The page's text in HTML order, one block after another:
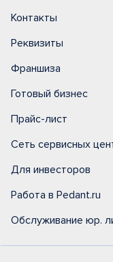
Контакты
Реквизиты
Франшиза
Готовый бизнес
Прайс-лист
Сеть сервисных
Для инвесторов
Работа в Pedant.ru
Обслуживание юр.